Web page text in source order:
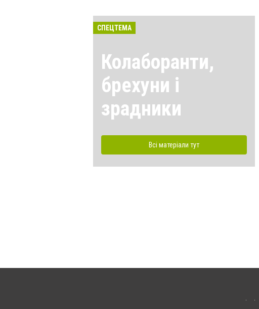
СПЕЦТЕМА
Колаборанти,
брехуни і
зрадники
Всі матеріали тут